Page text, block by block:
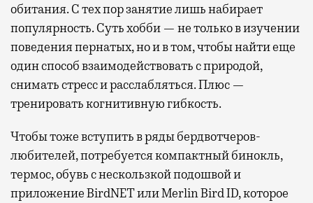
обитания. С тех пор занятие лишь набирает
популярность. Суть хобби — не только в изучении
поведения пернатых, но и в том, чтобы найти еще
один способ взаимодействовать с природой,
снимать стресс и расслабляться. Плюс —
тренировать когнитивную гибкость.
Чтобы тоже вступить в ряды бердвотчеров-
любителей, потребуется компактный бинокль,
термос, обувь с нескользкой подошвой и
приложение BirdNET или Merlin Bird ID, которое